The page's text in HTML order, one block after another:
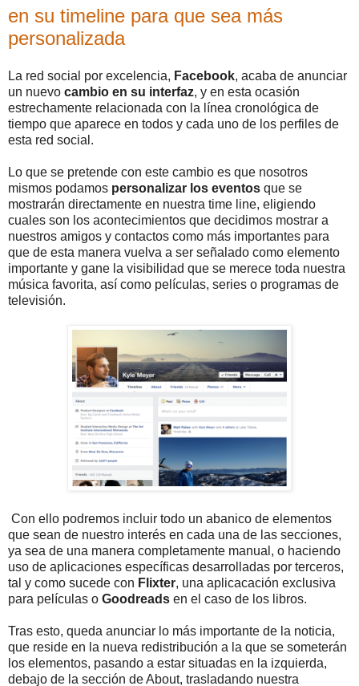
en su timeline para que sea más
personalizada
La red social por excelencia, Facebook, acaba de anunciar
un nuevo cambio en su interfaz, y en esta ocasión
estrechamente relacionada con la línea cronológica de
tiempo que aparece en todos y cada uno de los perfiles de
esta red social.
Lo que se pretende con este cambio es que nosotros
mismos podamos personalizar los eventos que se
mostrarán directamente en nuestra time line, eligiendo
cuales son los acontecimientos que decidimos mostrar a
nuestros amigos y contactos como más importantes para
que de esta manera vuelva a ser señalado como elemento
importante y gane la visibilidad que se merece toda nuestra
música favorita, así como películas, series o programas de
televisión.
Con ello podremos incluir todo un abanico de elementos
que sean de nuestro interés en cada una de las secciones,
ya sea de una manera completamente manual, o haciendo
uso de aplicaciones específicas desarrolladas por terceros,
tal y como sucede con Flixter, una aplicacación exclusiva
para películas o Goodreads en el caso de los libros.
Tras esto, queda anunciar lo más importante de la noticia,
que reside en la nueva redistribución a la que se someterán
los elementos, pasando a estar situadas en la izquierda,
debajo de la sección de About, trasladando nuestra